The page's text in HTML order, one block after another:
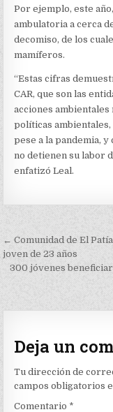
Por ejemplo, este
ambulatoria a cerca
decomiso, de los
mamíferos.
“Estas cifras
CAR, que son las
acciones
políticas
pese a la pandemia,
no detienen su labor
enfatizó Leal.
de
entradas
← Comunidad de El
joven de 23 años
300 jóvenes
Deja un
Tu dirección de
campos obligatorios
Comentario *